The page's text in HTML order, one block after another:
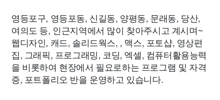
영등포구, 영등포동, 신길동, 양평동, 문래동, 당산,
여의도 등, 인근지역에서 많이 찾아주시고 계시며~
웹디자인, 캐드, 솔리드웍스, , 맥스, 포토샵, 영상편
집, 그래픽, 프로그래밍, 코딩, 엑셀, 컴퓨터활용능력
을 비롯하여 현장에서 필요로하는 프로그램 및 자격
증, 포트폴리오 반을 운영하고 있습니다.